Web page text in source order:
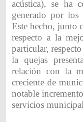
acústica), se ha
generado por los
Este hecho, junto
respecto a la
particular,
la quejas
relación con la
creciente de
notable
servicios